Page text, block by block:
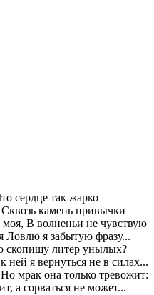
сердце так жарко
Сквозь камень привычки
В волненьи не чувствую
Ловлю я забытую фразу...
скопищу литер унылых?
ней я вернуться не в силах...
мрак она только тревожит:
а сорваться не может...